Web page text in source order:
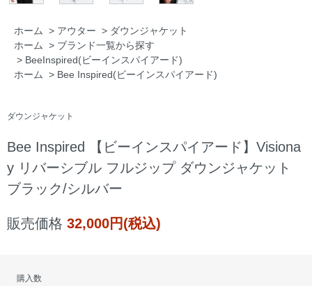
ホーム > アウター > ダウンジャケット
ホーム
> ブランド一覧から探す
> BeeInspired(ビーインスパイアード)
ホーム
> Bee Inspired(ビーインスパイアード)
ダウンジャケット
Bee Inspired 【ビーインスパイアード】Visiona
y リバーシブル フルジップ ダウンジャケット
ブラック/シルバー
販売価格 32,000円(税込)
購入数